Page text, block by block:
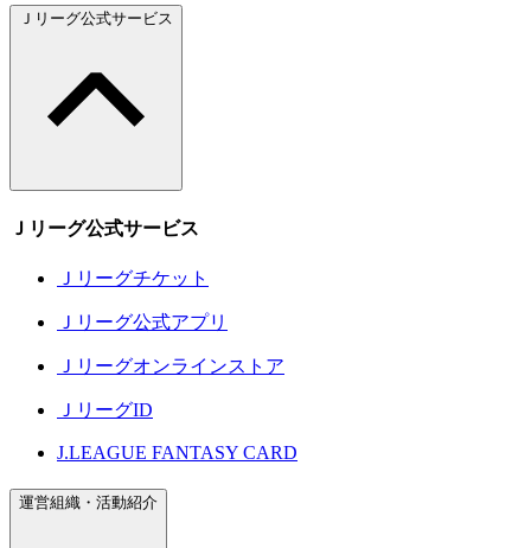
Ｊリーグ公式サービス
Ｊリーグ公式サービス
Ｊリーグチケット
Ｊリーグ公式アプリ
Ｊリーグオンラインストア
ＪリーグID
J.LEAGUE FANTASY CARD
運営組織・活動紹介